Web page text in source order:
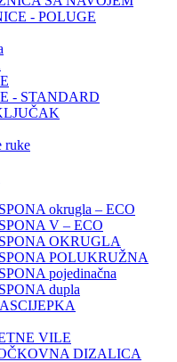
- POLUGE
- STANDARD
ruke
okrugla – ECO
V – ECO
OKRUGLA
POLUKRUŽNA
pojedinačna
dupla
VILE
DIZALICA